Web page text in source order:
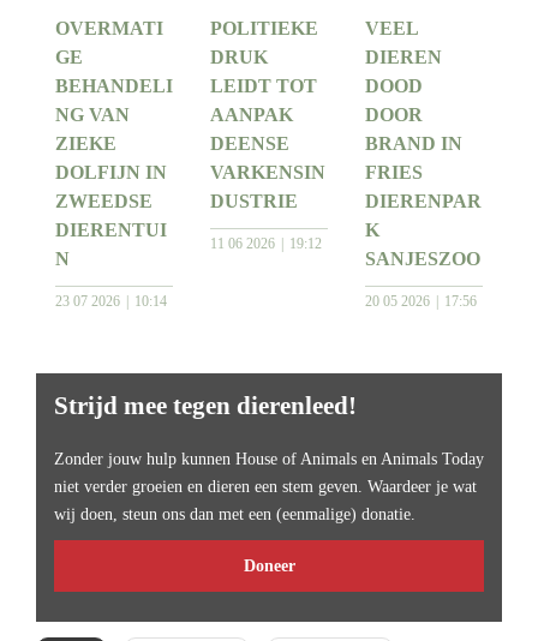
OVERMATI
GE
BEHANDELI
NG VAN
ZIEKE
DOLFIJN IN
ZWEEDSE
DIERENTUI
N
23 07 2026 10:14
POLITIEKE
DRUK
LEIDT TOT
AANPAK
DEENSE
VARKENSIN
DUSTRIE
11 06 2026 19:12
VEEL
DIEREN
DOOD
DOOR
BRAND IN
FRIES
DIERENPAR
K
SANJESZOO
20 05 2026 17:56
Strijd mee tegen dierenleed!
Zonder jouw hulp kunnen House of Animals en Animals Today
niet verder groeien en dieren een stem geven. Waardeer je wat
wij doen, steun ons dan met een (eenmalige) donatie.
Doneer